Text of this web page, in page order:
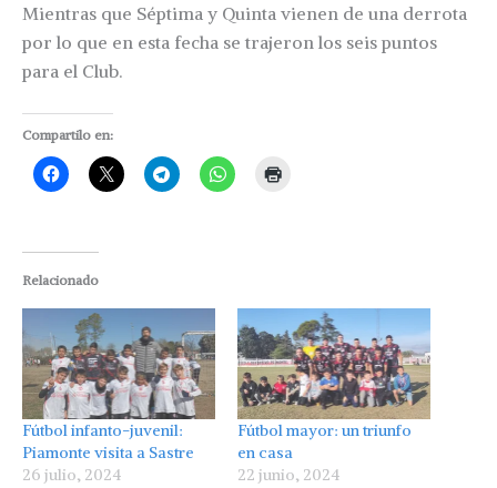
Mientras que Séptima y Quinta vienen de una derrota
por lo que en esta fecha se trajeron los seis puntos
para el Club.
Compartilo en:
Relacionado
Fútbol infanto-juvenil:
Piamonte visita a Sastre
26 julio, 2024
Fútbol mayor: un triunfo
en casa
22 junio, 2024